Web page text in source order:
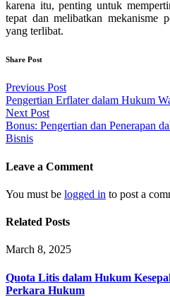
karena itu, penting untuk
tepat dan melibatkan mekanisme
yang terlibat.
Share Post
Post
navigation
Previous Post
Pengertian Erflater dalam Hukum
Next Post
Bonus: Pengertian dan Penerapan
Bisnis
Leave a Comment
You must be logged in to post a
Related Posts
March 8, 2025
Quota Litis dalam Hukum
Perkara Hukum